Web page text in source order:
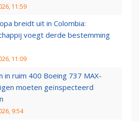
11:59
breidt uit in Colombia:
voegt derde bestemming
11:09
in ruim 400 Boeing 737 MAX-
moeten geïnspecteerd
9:54